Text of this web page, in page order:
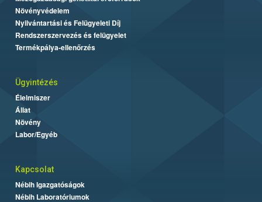
Növényvédelem
Nyilvántartási és Felügyeleti Díj
Rendszerszervezés és felügyelet
Termékpálya-ellenőrzés
Ügyintézés
Élelmiszer
Állat
Növény
Labor/Egyéb
Kapcsolat
Nébih Igazgatóságok
Nébih Laboratóriumok